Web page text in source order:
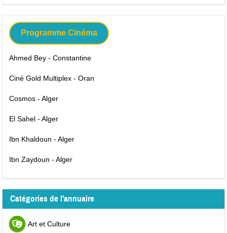
Programme Cinéma
Ahmed Bey - Constantine
Ciné Gold Multiplex - Oran
Cosmos - Alger
El Sahel - Alger
Ibn Khaldoun - Alger
Ibn Zaydoun - Alger
Catégories de l'annuaire
Art et Culture